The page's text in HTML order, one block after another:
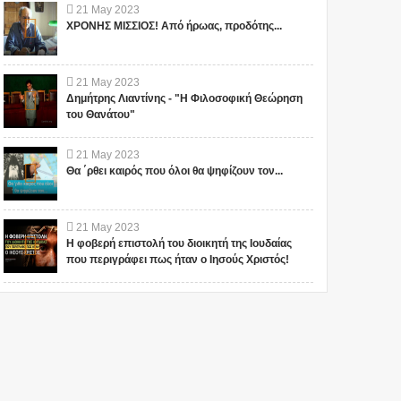
21 May 2023
ΧΡΟΝΗΣ ΜΙΣΣΙΟΣ! Από ήρωας, προδότης...
21 May 2023
Δημήτρης Λιαντίνης - "Η Φιλοσοφική Θεώρηση
του Θανάτου"
21 May 2023
Θα ΄ρθει καιρός που όλοι θα ψηφίζουν τον...
21 May 2023
Η φοβερή επιστολή του διοικητή της Ιουδαίας
που περιγράφει πως ήταν ο Ιησούς Χριστός!